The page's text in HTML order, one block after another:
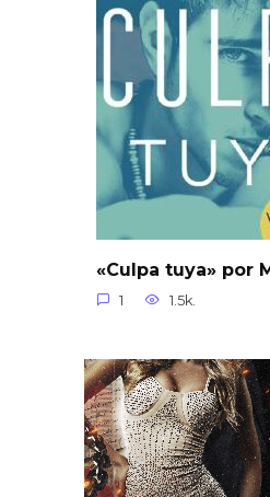
«Culpa tuya» por
1 1.5k.